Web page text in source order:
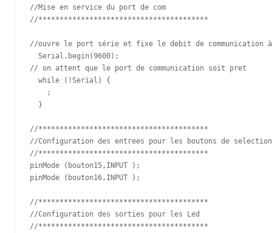
//Mise en service du port de com
//****************************************
//ouvre le port série et fixe le debit de communication à
  Serial.begin(9600);
// on attent que le port de communication soit pret
  while (!Serial) {
    ;
  }
//****************************************
//Configuration des entrees pour les boutons de selection
//****************************************
pinMode (bouton15,INPUT );
pinMode (bouton16,INPUT );
//****************************************
//Configuration des sorties pour les Led
//****************************************